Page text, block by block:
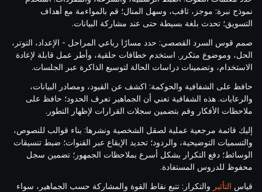
نموذج نبرة: موجز، ثاقب، وسهل المنال؛ قم بالمواءمة مع أهداف
التسويق؛ تحدث بلغة بسيطة حتى عند مشاركة البيانات.
صمم قوس السرد القصصي: حدد مسارًا رباعي المراحل - الإعداد، التوتر،
الحل، وموضوع متكرر. استخدم خطافات حلقية، وأطر عمل قابلة لإعادة
الاستخدام، وتضمينات دراسات الحالة لتوسيع الذاكرة عبر الجلسات.
حافظ على الشفافية والحوكمة: اكشف عن القيود، ومصادر البيانات،
والرعايات. هذه الشفافية تعني أن الجماهير تعرف الحدود؛ حافظ على
ملاحظات الأفكار وقم بتضمين سجلات القرارات لإظهار التطور.
إليك قائمة مرجعية عملية لصقل الشخصية ونشرها: بناء قوالب للنصوص،
والتسميات التوضيحية، والردود؛ تحديد الإيقاع عبر القنوات؛ ضبط تنسيقات
الوسائط؛ دفع التكرار بشكل أسرع بملاحظات الجمهور؛ تضمين سجل
محفوظ للدروس المستفادة.
قياس التأثير والتكرار: تتبع نقاط القوة والمشاركة حسب الجماهير، سواء